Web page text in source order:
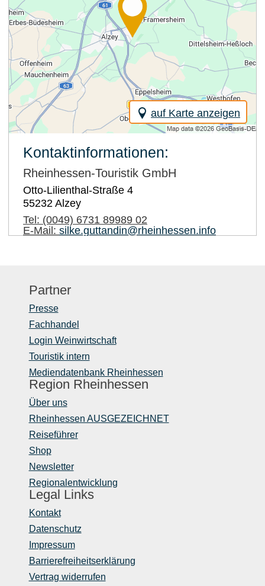
auf Karte anzeigen
Kontaktinformationen:
Rheinhessen-Touristik GmbH
Otto-Lilienthal-Straße 4
55232 Alzey
Tel: (0049) 6731 89989 02
E-Mail: silke.guttandin@rheinhessen.info
Partner
Presse
Fachhandel
Login Weinwirtschaft
Touristik intern
Mediendatenbank Rheinhessen
Region Rheinhessen
Über uns
Rheinhessen AUSGEZEICHNET
Reiseführer
Shop
Newsletter
Regionalentwicklung
Legal Links
Kontakt
Datenschutz
Impressum
Barrierefreiheitserklärung
Vertrag widerrufen